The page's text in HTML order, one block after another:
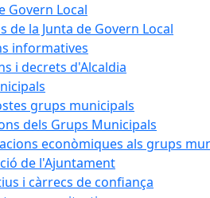
Govern Local
de la Junta de Govern Local
informatives
i decrets d'Alcaldia
grups municipals
dels Grups Municipals
econòmiques als grups
de l'Ajuntament
i càrrecs de confiança